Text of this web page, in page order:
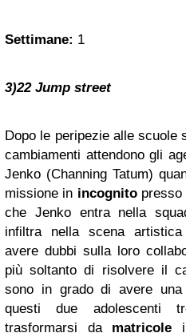
Settimane: 1
3)22 Jump street
Dopo le peripezie alle scuole
cambiamenti attendono gli
Jenko (Channing Tatum)
missione in incognitopresso
che Jenko entra nella
infiltra nella scena
avere dubbi sulla loro
più soltanto di risolvere il
sono in grado di avere
questi due adolescenti
trasformarsi da matricole